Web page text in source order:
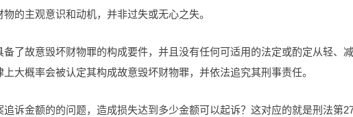
的主观意识和动机，并非过失或无心之失。
了故意毁坏财物罪的构成要件，并且没有任何可适用的法定或酌定从轻、
大概率会被认定其构成故意毁坏财物罪，并依法追究其刑事责任。
诉金额的的问题，造成损失达到多少金额可以起诉？这对应的就是刑法第